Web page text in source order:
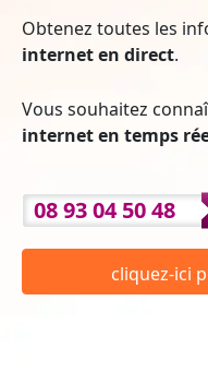
Obtenez toutes les
internet en direct.
Vous souhaitez
internet en temps
08 93 04 50 48
cliquez-ici